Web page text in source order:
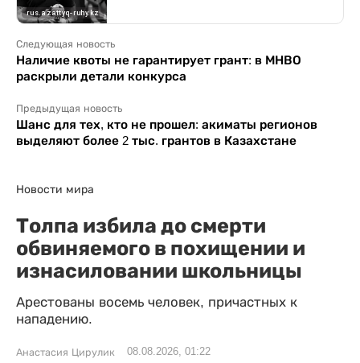
Следующая новость
Наличие квоты не гарантирует грант: в МНВО
раскрыли детали конкурса
Предыдущая новость
Шанс для тех, кто не прошел: акиматы регионов
выделяют более 2 тыс. грантов в Казахстане
Новости мира
Толпа избила до смерти
обвиняемого в похищении и
изнасиловании школьницы
Арестованы восемь человек, причастных к
нападению.
Анастасия Цирулик 08.08.2026, 01:22